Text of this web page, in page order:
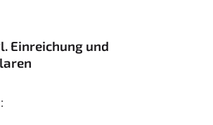
Einreichung und